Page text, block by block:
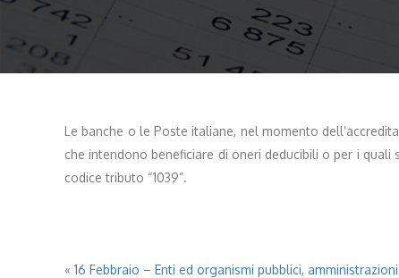
Le banche o le Poste italiane, nel momento
che intendono beneficiare di oneri deducibili o per i
codice tributo “1039”.
« 16 Febbraio – Enti ed organismi pubblici,